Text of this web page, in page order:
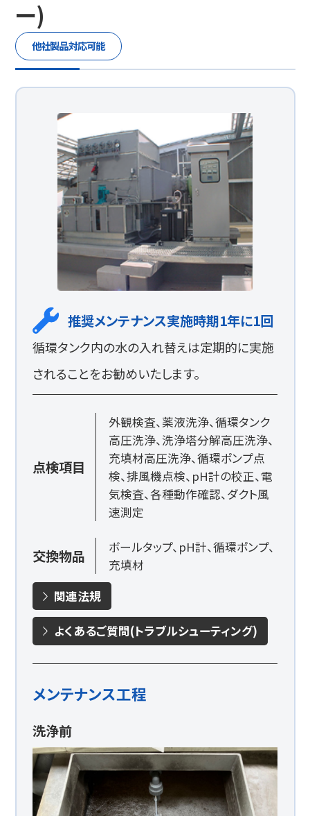
ー)
他社製品対応可能
推奨メンテナンス実施時期1年に1回
循環タンク内の水の入れ替えは定期的に実施
されることをお勧めいたします。
点検項目
外観検査、薬液洗浄、循環タンク
高圧洗浄、洗浄塔分解高圧洗浄、
充填材高圧洗浄、循環ポンプ点
検、排風機点検、pH計の校正、電
気検査、各種動作確認、ダクト風
速測定
交換物品
ボールタップ、pH計、循環ポンプ、
充填材
関連法規
よくあるご質問(トラブルシューティング)
メンテナンス工程
洗浄前